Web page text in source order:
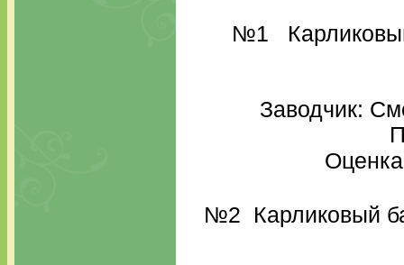
№1
Заводчик:
№2 Карликовый